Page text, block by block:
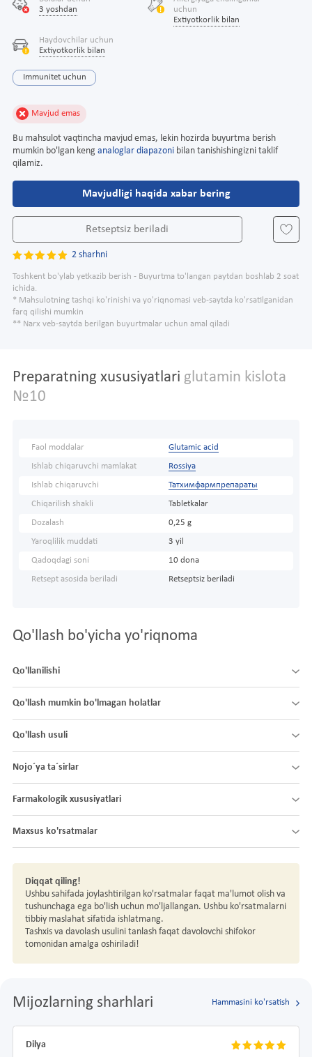
3 yoshdan
uchun
Extiyotkorlik bilan
Haydovchilar uchun
Extiyotkorlik bilan
Immunitet uchun
Mavjud emas
Bu mahsulot vaqtincha mavjud emas, lekin hozirda buyurtma berish
mumkin bo'lgan keng analoglar diapazoni bilan tanishishingizni taklif
qilamiz.
Mavjudligi haqida xabar bering
Retseptsiz beriladi
2 sharhni
Toshkent bo'ylab yetkazib berish - Buyurtma to'langan paytdan boshlab 2 soat
ichida.
* Mahsulotning tashqi ko'rinishi va yo'riqnomasi veb-saytda ko'rsatilganidan
farq qilishi mumkin
** Narx veb-saytda berilgan buyurtmalar uchun amal qiladi
Preparatning xususiyatlari glutamin kislota
№10
Faol moddalar Glutamic acid
Ishlab chiqaruvchi mamlakat Rossiya
Ishlab chiqaruvchi Татхимфармпрепараты
Chiqarilish shakli Tabletkalar
Dozalash 0,25 g
Yaroqlilik muddati 3 yil
Qadoqdagi soni 10 dona
Retsept asosida beriladi Retseptsiz beriladi
Qo'llash bo'yicha yo'riqnoma
Qo'llanilishi
Qo'llash mumkin bo'lmagan holatlar
Qo'llash usuli
Nojo´ya ta´sirlar
Farmakologik xususiyatlari
Maxsus ko'rsatmalar
Diqqat qiling!
Ushbu sahifada joylashtirilgan ko'rsatmalar faqat ma'lumot olish va
tushunchaga ega bo'lish uchun mo'ljallangan. Ushbu ko'rsatmalarni
tibbiy maslahat sifatida ishlatmang.
Tashxis va davolash usulini tanlash faqat davolovchi shifokor
tomonidan amalga oshiriladi!
Mijozlarning sharhlari Hammasini ko'rsatish
Dilya